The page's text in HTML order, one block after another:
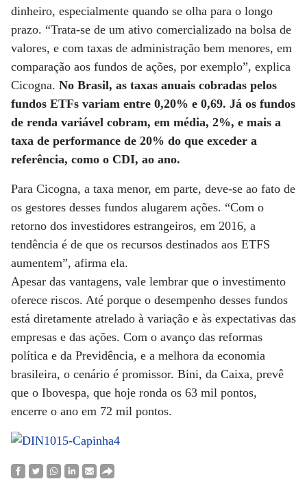
dinheiro, especialmente quando se olha para o longo
prazo. “Trata-se de um ativo comercializado na bolsa de
valores, e com taxas de administração bem menores, em
comparação aos fundos de ações, por exemplo”, explica
Cicogna. No Brasil, as taxas anuais cobradas pelos
fundos ETFs variam entre 0,20% e 0,69. Já os fundos
de renda variável cobram, em média, 2%, e mais a
taxa de performance de 20% do que exceder a
referência, como o CDI, ao ano.
Para Cicogna, a taxa menor, em parte, deve-se ao fato de
os gestores desses fundos alugarem ações. “Com o
retorno dos investidores estrangeiros, em 2016, a
tendência é de que os recursos destinados aos ETFS
aumentem”, afirma ela.
Apesar das vantagens, vale lembrar que o investimento
oferece riscos. Até porque o desempenho desses fundos
está diretamente atrelado à variação e às expectativas das
empresas e das ações. Com o avanço das reformas
política e da Previdência, e a melhora da economia
brasileira, o cenário é promissor. Bini, da Caixa, prevê
que o Ibovespa, que hoje ronda os 63 mil pontos,
encerre o ano em 72 mil pontos.